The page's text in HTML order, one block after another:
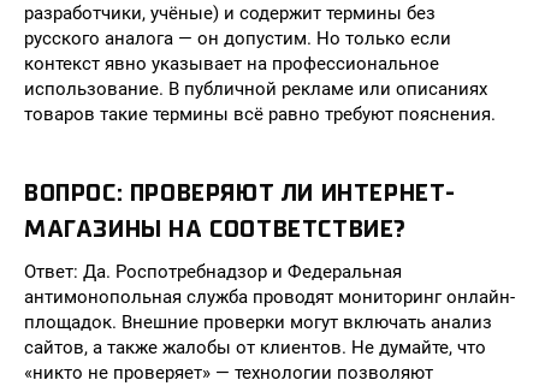
разработчики, учёные) и содержит термины без
русского аналога — он допустим. Но только если
контекст явно указывает на профессиональное
использование. В публичной рекламе или описаниях
товаров такие термины всё равно требуют пояснения.
ВОПРОС: ПРОВЕРЯЮТ ЛИ ИНТЕРНЕТ-
МАГАЗИНЫ НА СООТВЕТСТВИЕ?
Ответ: Да. Роспотребнадзор и Федеральная
антимонопольная служба проводят мониторинг онлайн-
площадок. Внешние проверки могут включать анализ
сайтов, а также жалобы от клиентов. Не думайте, что
«никто не проверяет» — технологии позволяют